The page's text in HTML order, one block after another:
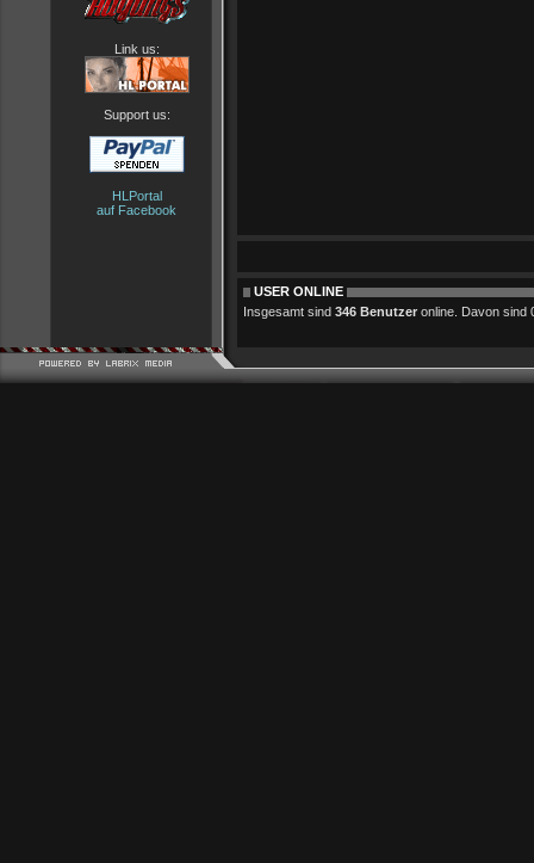
Link us:
Support us:
HLPortal
auf Facebook
USER ONLINE
Insgesamt sind 346 Benutzer online. Davon sind